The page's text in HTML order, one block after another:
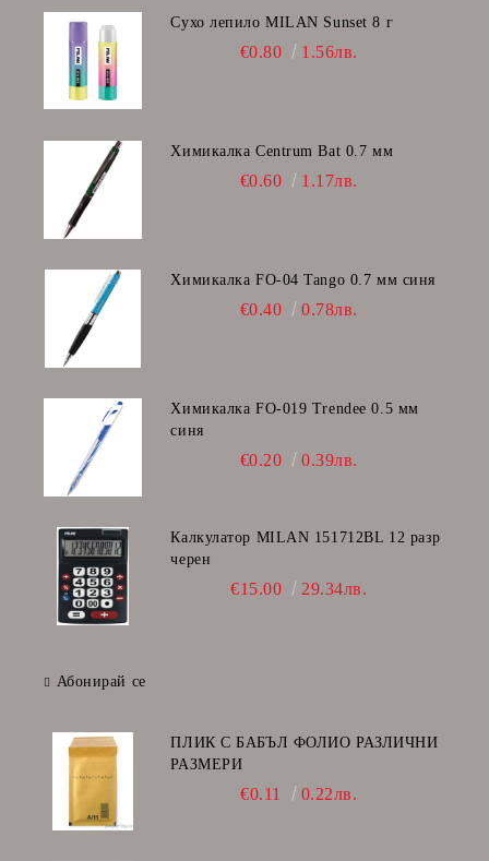
Сухо лепило MILAN Sunset 8 г
€0.80 1.56лв.
Химикалка Centrum Bat 0.7 мм
€0.60 1.17лв.
Химикалка FO-04 Tango 0.7 мм синя
€0.40 0.78лв.
Химикалка FO-019 Trendee 0.5 мм
синя
€0.20 0.39лв.
Калкулатор MILAN 151712BL 12 разр
черен
€15.00 29.34лв.
Абонирай се
ПЛИК С БАБЪЛ ФОЛИО РАЗЛИЧНИ
РАЗМЕРИ
€0.11 0.22лв.